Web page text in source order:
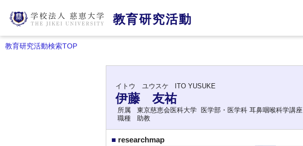
教育研究活動
教育研究活動検索TOP
イトウ ユウスケ
ITO YUSUKE
伊藤 友祐
所属
東京慈恵会医科大学 医学部・医学科 耳鼻咽喉科学講座
職種
助教
■ researchmap